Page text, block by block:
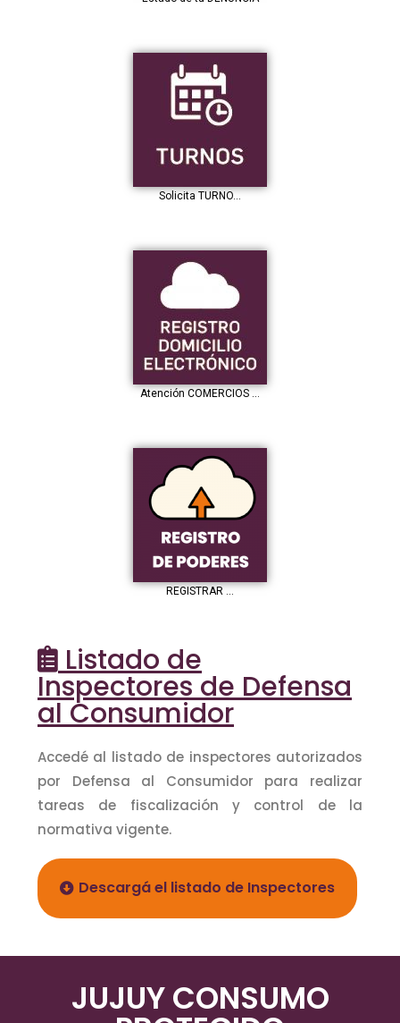
Solicita TURNO…
Atención COMERCIOS …
REGISTRAR …
Listado de
Inspectores de Defensa
al Consumidor
Accedé al listado de inspectores autorizados
por Defensa al Consumidor para realizar
tareas de fiscalización y control de la
normativa vigente.
Descargá el listado de Inspectores
JUJUY CONSUMO